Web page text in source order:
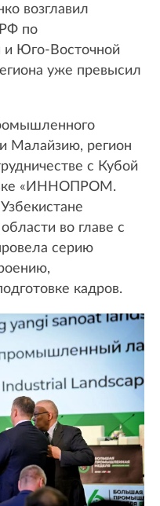
возглавил
по
и Юго-Восточной
уже превысил
Малайзию, регион
с Кубой
«ИННОПРОМ.
во главе с
серию
кадров.